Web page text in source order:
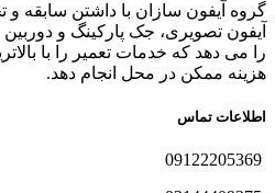
گروه آیفون سازان با داشتن سابقه و
آیفون تصویری، جک پارکینگ و
را می دهد که خدمات تعمیر را با
هزینه ممکن در محل انجام دهد.
اطلاعات تماس